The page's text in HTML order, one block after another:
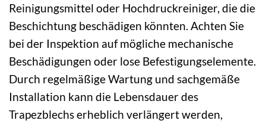
Reinigungsmittel oder Hochdruckreiniger, die die
Beschichtung beschädigen könnten. Achten Sie
bei der Inspektion auf mögliche mechanische
Beschädigungen oder lose Befestigungselemente.
Durch regelmäßige Wartung und sachgemäße
Installation kann die Lebensdauer des
Trapezblechs erheblich verlängert werden,